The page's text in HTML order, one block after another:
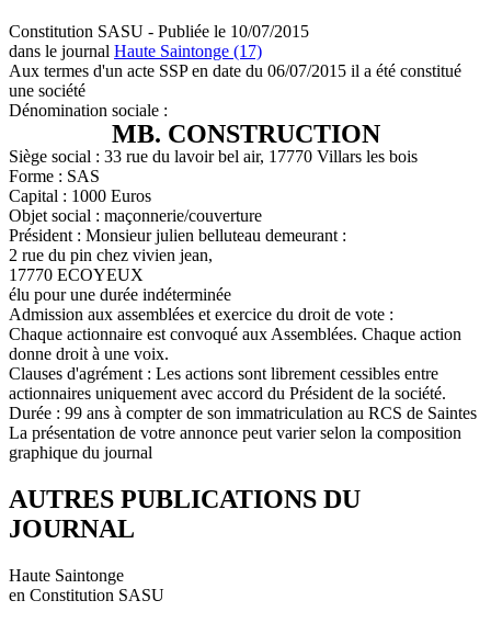
Constitution SASU - Publiée le 10/07/2015
dans le journal Haute Saintonge (17)
Aux termes d'un acte SSP en date du 06/07/2015 il a été constitué
une société
Dénomination sociale :
MB. CONSTRUCTION
Siège social : 33 rue du lavoir bel air, 17770 Villars les bois
Forme : SAS
Capital : 1000 Euros
Objet social : maçonnerie/couverture
Président : Monsieur julien belluteau demeurant :
2 rue du pin chez vivien jean,
17770 ECOYEUX
élu pour une durée indéterminée
Admission aux assemblées et exercice du droit de vote :
Chaque actionnaire est convoqué aux Assemblées. Chaque action
donne droit à une voix.
Clauses d'agrément : Les actions sont librement cessibles entre
actionnaires uniquement avec accord du Président de la société.
Durée : 99 ans à compter de son immatriculation au RCS de Saintes
La présentation de votre annonce peut varier selon la composition
graphique du journal
AUTRES PUBLICATIONS DU
JOURNAL
Haute Saintonge
en Constitution SASU